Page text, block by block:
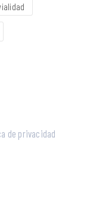
de privacidad